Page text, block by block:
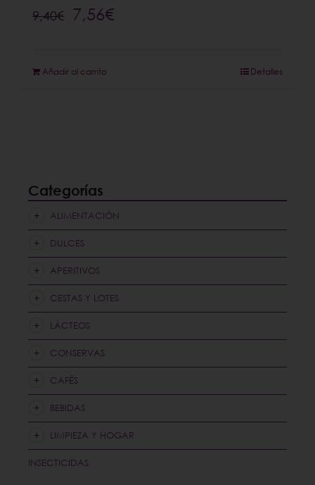
9,40€
El
original
7,56€El
Añadir al carrito Detalles
Categorías
ALIMENTACIÓN
DULCES
APERITIVOS
CESTAS Y LOTES
LÁCTEOS
CONSERVAS
CAFÉS
BEBIDAS
LIMPIEZA Y HOGAR
INSECTICIDAS